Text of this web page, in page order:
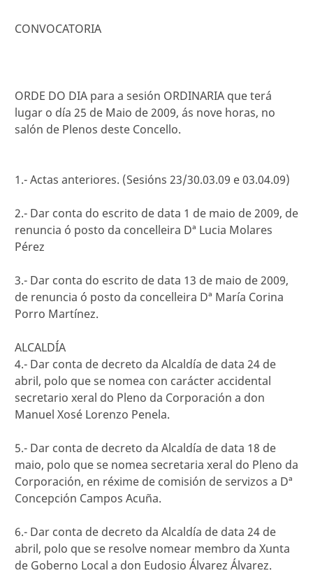
CONVOCATORIA
ORDE DO DIA para a sesión ORDINARIA que terá
lugar o día 25 de Maio de 2009, ás nove horas, no
salón de Plenos deste Concello.
1.- Actas anteriores. (Sesións 23/30.03.09 e 03.04.09)
2.- Dar conta do escrito de data 1 de maio de 2009, de
renuncia ó posto da concelleira Dª Lucia Molares
Pérez
3.- Dar conta do escrito de data 13 de maio de 2009,
de renuncia ó posto da concelleira Dª María Corina
Porro Martínez.
ALCALDÍA
4.- Dar conta de decreto da Alcaldía de data 24 de
abril, polo que se nomea con carácter accidental
secretario xeral do Pleno da Corporación a don
Manuel Xosé Lorenzo Penela.
5.- Dar conta de decreto da Alcaldía de data 18 de
maio, polo que se nomea secretaria xeral do Pleno da
Corporación, en réxime de comisión de servizos a Dª
Concepción Campos Acuña.
6.- Dar conta de decreto da Alcaldía de data 24 de
abril, polo que se resolve nomear membro da Xunta
de Goberno Local a don Eudosio Álvarez Álvarez.